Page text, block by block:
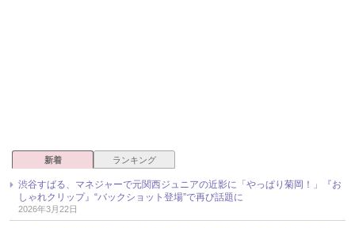
新着 ランキング
渋谷すばる、マネジャーで元関西ジュニアの近影に「やっぱり菊岡！」『お
しゃれクリップ』“バックショット登場”で再び話題に
2026年3月22日